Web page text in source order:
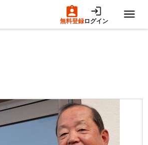
無料登録ログイン